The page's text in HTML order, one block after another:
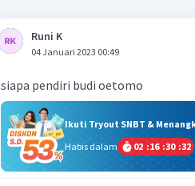
Runi K
04 Januari 2023 00:49
siapa pendiri budi oetomo
Ikuti Tryout SNBT &
Habis dalam
02 :16 :30 :31